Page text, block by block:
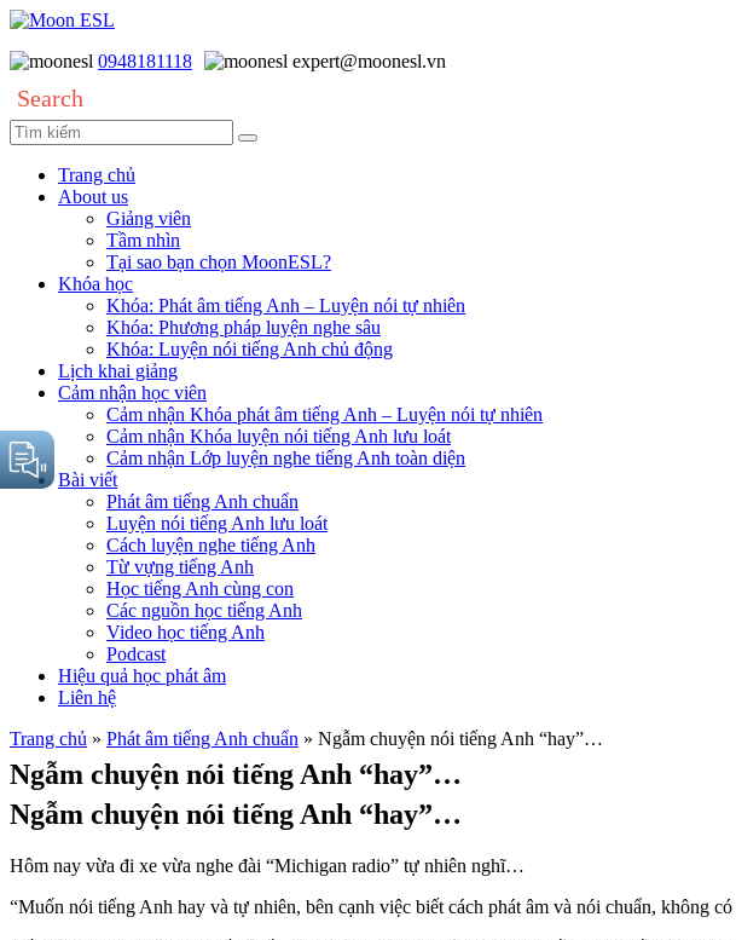
0948181118 expert@moonesl.vn
Search
Trang chủ
About us
Giảng viên
Tầm nhìn
Tại sao bạn chọn MoonESL?
Khóa học
Khóa: Phát âm tiếng Anh – Luyện nói tự nhiên
Khóa: Phương pháp luyện nghe sâu
Khóa: Luyện nói tiếng Anh chủ động
Lịch khai giảng
Cảm nhận học viên
Cảm nhận Khóa phát âm tiếng Anh – Luyện nói tự nhiên
Cảm nhận Khóa luyện nói tiếng Anh lưu loát
Cảm nhận Lớp luyện nghe tiếng Anh toàn diện
Bài viết
Phát âm tiếng Anh chuẩn
Luyện nói tiếng Anh lưu loát
Cách luyện nghe tiếng Anh
Từ vựng tiếng Anh
Học tiếng Anh cùng con
Các nguồn học tiếng Anh
Video học tiếng Anh
Podcast
Hiệu quả học phát âm
Liên hệ
Trang chủ » Phát âm tiếng Anh chuẩn » Ngẫm chuyện nói tiếng Anh “hay”…
Ngẫm chuyện nói tiếng Anh “hay”…
Ngẫm chuyện nói tiếng Anh “hay”…
Hôm nay vừa đi xe vừa nghe đài “Michigan radio” tự nhiên nghĩ…
“Muốn nói tiếng Anh hay và tự nhiên, bên cạnh việc biết cách phát âm và nói chuẩn, không